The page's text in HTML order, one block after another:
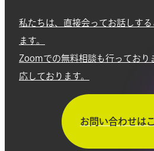
私たちは、直接会ってお話しす
ます。
Zoomでの無料相談も行っており
応しております。
お問い合わせは